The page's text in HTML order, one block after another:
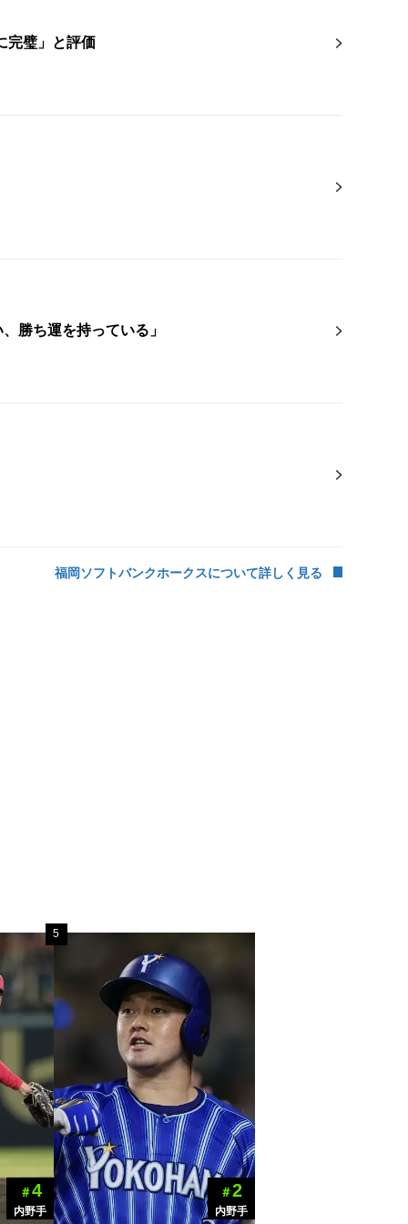
完璧」と評価
勝ち運を持っている」
福岡ソフトバンクホークスについて詳しく見る
＃4
内野手
5
＃2
内野手